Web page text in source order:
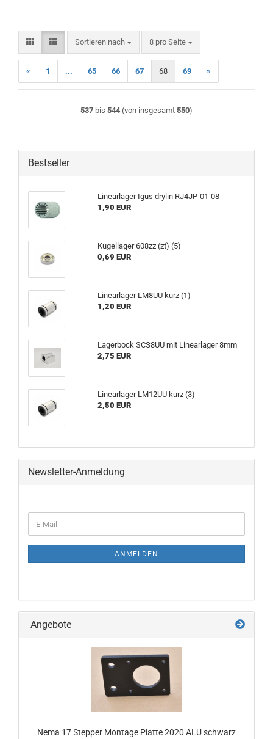
Sortieren nach
Sortieren nach 8 pro Seite
pro Seite
« 1 ... 65 66 67 68 69 »
537 bis 544 (von insgesamt 550)
Bestseller
Linearlager Igus drylin RJ4JP-01-08
1,90 EUR
Kugellager 608zz (zt) (5)
0,69 EUR
Linearlager LM8UU kurz (1)
1,20 EUR
Lagerbock SCS8UU mit Linearlager 8mm
2,75 EUR
Linearlager LM12UU kurz (3)
2,50 EUR
Newsletter-Anmeldung
ZUR
E-
Mail
ANMELDEN
Angebote
Nema 17 Stepper Montage Platte 2020 ALU schwarz